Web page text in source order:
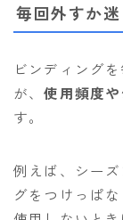
毎回外すか
ビンディング
が、使用頻度
す。
例えば、シー
グをつけっぱ